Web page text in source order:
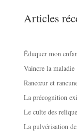
Articles
Éduquer mon
Vaincre la maladie
Rancœur et
La précognition
Le culte des
La pulvérisation